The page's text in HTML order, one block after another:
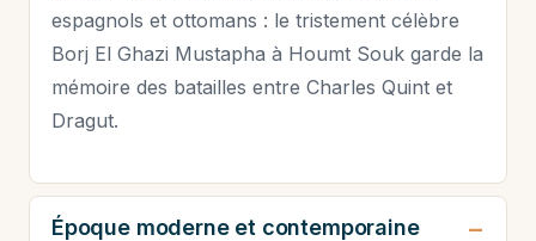
espagnols et ottomans : le tristement célèbre
Borj El Ghazi Mustapha à Houmt Souk garde la
mémoire des batailles entre Charles Quint et
Dragut.
Époque moderne et contemporaine